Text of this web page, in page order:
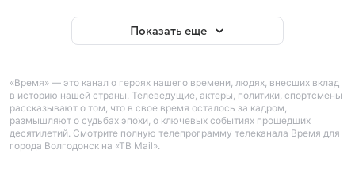
Показать еще
«Время» — это канал о героях нашего времени, людях, внесших вклад
в историю нашей страны. Телеведущие, актеры, политики, спортсмены
рассказывают о том, что в свое время осталось за кадром,
размышляют о судьбах эпохи, о ключевых событиях прошедших
десятилетий. Смотрите полную телепрограмму телеканала Время для
города Волгодонск на «ТВ Mail».